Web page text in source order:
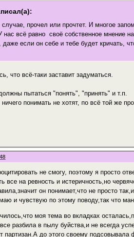
прочел или прочтет. И многое
нас всё равно своё собственное мнение
даже если он себе и тебе будет кричать,
что всё-таки заставит задуматься.
пытаться "понять", "принять" и т.п.
понимать не хотят, по всё той же
не смогу, поэтому я просто
все на ревность и истеричность,но
он понимает,что не просто
и чувствую по этому поводу,так что
моя тема во вкладках
разбила в пылу буйства,и не всегда
партизан.А до этого своему